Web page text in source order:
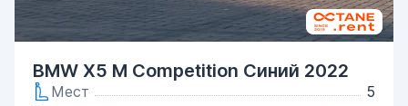
BMW X5 M Competition Синий 2022
Мест
5